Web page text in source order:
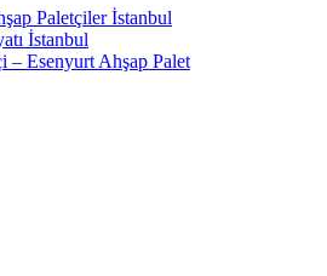
Paletçiler İstanbul
İstanbul
– Esenyurt Ahşap Palet